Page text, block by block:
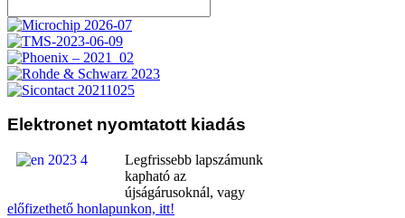
Elektronet nyomtatott kiadás
Legfrissebb lapszámunk
kapható az
újságárusoknál, vagy
előfizethető honlapunkon, itt!